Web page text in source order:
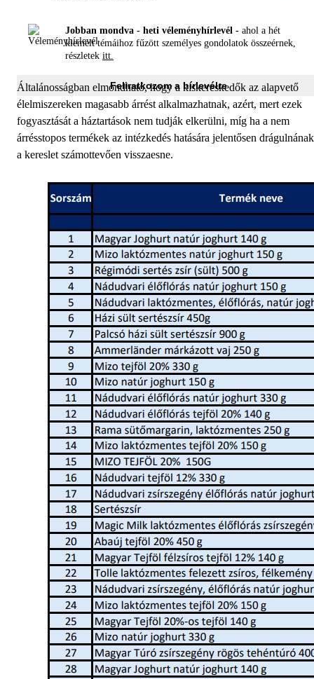
Jobban mondva - heti véleményhírlevél - ahol a hét
kiemelt témáihoz fűzött személyes gondolatok összeérnek,
részletek itt.
Feliratkozom a hírlevélre
Általánosságban elmondható, hogy a kiskereskedők az alapvető
élelmiszereken magasabb árrést alkalmazhatnak, azért, mert ezek
fogyasztását a háztartások nem tudják elkerülni, míg ha a nem
árrésstopos termékek az intézkedés hatására jelentősen
a kereslet számottevően visszaesne.